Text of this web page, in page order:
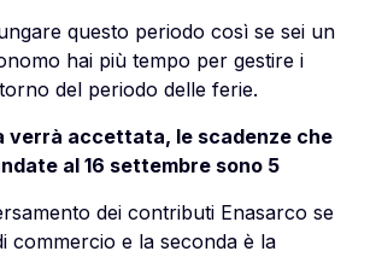
questo periodo così se sei un
hai più tempo per gestire i
del periodo delle ferie.
verrà accettata, le scadenze che
al 16 settembre sono 5
dei contributi Enasarco se
commercio e la seconda è la